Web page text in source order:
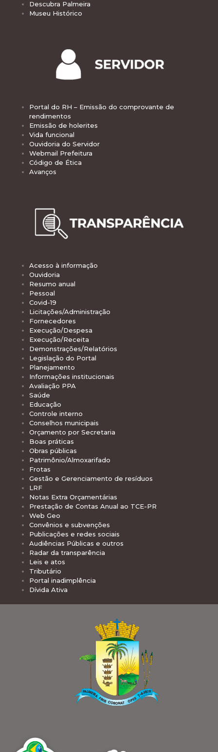
Descubra Palmeira
Museu Histórico
Portal do RH – Emissão do comprovante de
rendimentos
Emissão de holerites
Vida funcional
Ouvidoria do Servidor
Webmail Prefeitura
Código de Ética
Avanços
Acesso à informação
Ouvidoria
Resumo anual
Pessoal
Covid-19
Licitações/Administração
Fornecedores
Execução/Despesa
Execução/Receita
Demonstrações/Relatórios
Legislação do Portal
Planejamento
Informações institucionais
Avaliação PPA
Saúde
Educação
Controle interno
Conselhos municipais
Orçamento por Secretaria
Boas práticas
Obras públicas
Patrimônio/Almoxarifado
Frotas
Gestão e Gerenciamento de resíduos
LRF
Notas Extra Orçamentárias
Prestação de Contas Anual ao TCE-PR
Web Geo
Convênios e subvenções
Publicações e redes sociais
Audiências Públicas e outros
Radar da transparência
Leis e atos
Tributário
Portal inadimplência
Dívida Ativa